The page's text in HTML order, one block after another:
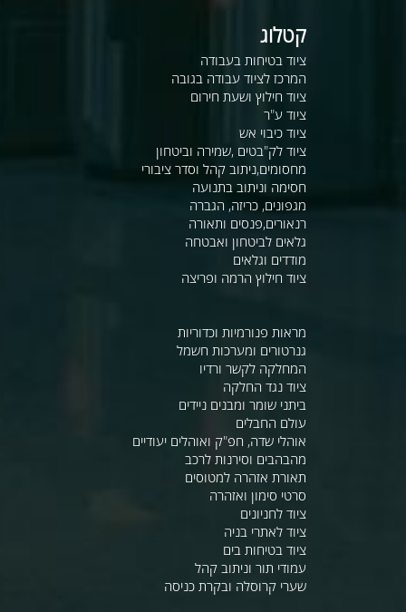
קטלוג
ציוד בטיחות בעבודה
המרכז לציוד עבודה בגובה
ציוד חילוץ ושעת חירום
ציוד ע"ר
ציוד כיבוי אש
ציוד לק"בטים ,שמירה וביטחון
מחסומים,ניתוב קהל וסדר ציבורי
חסימה וניתוב בתנועה
מגפונים, כריזה, הגברה
רנאורים,פנסים ותאורה
גלאים לביטחון ואבטחה
מודדים וגלאים
ציוד חילוץ הרמה ופריצה
מראות פנורמיות וכדוריות
גנרטורים ומערכות חשמל
המחלקה לקשר ורדיו
ציוד נגד החלקה
ביתני שומר ומבנים ניידים
עולם החבלים
אוהלי שדה, חפ"ק ואוהלים יעודיים
מהבהבים וסירנות לרכב
תאורת אזהרה למטוסים
סרטי סימון ואזהרה
ציוד לחניונים
ציוד לאתרי בניה
ציוד בטיחות בים
עמודי תור וניתוב קהל
שערי קרוסלה ובקרת כניסה